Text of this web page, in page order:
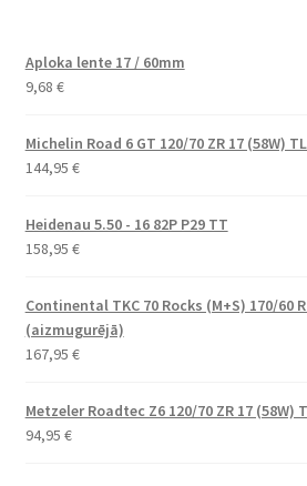
Aploka lente 17 / 60mm
9,68 €
Michelin Road 6 GT 120/70 ZR 17 (58W)
144,95 €
Heidenau 5.50 - 16 82P P29 TT
158,95 €
Continental TKC 70 Rocks (M+S) 170/60
(aizmugurējā)
167,95 €
Metzeler Roadtec Z6 120/70 ZR 17 (58W)
94,95 €